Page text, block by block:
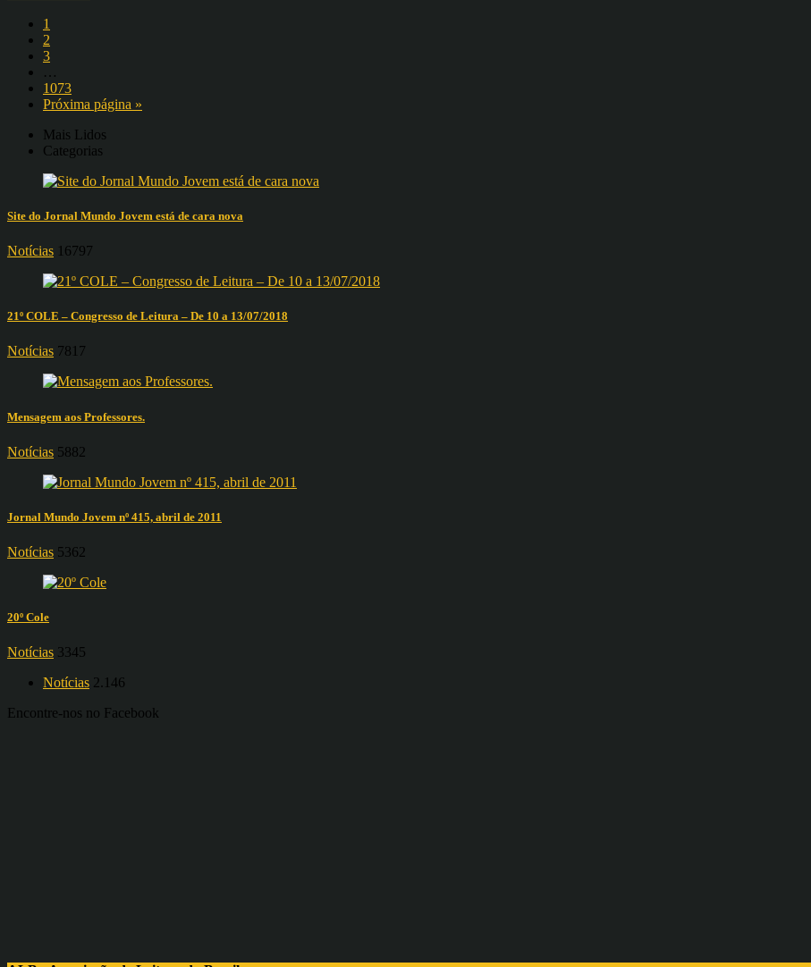
1
2
3
…
1073
Próxima página »
Mais Lidos
Categorias
Site do Jornal Mundo Jovem está de cara nova
Notícias 16797
21º COLE – Congresso de Leitura – De 10 a 13/07/2018
Notícias 7817
Mensagem aos Professores.
Notícias 5882
Jornal Mundo Jovem nº 415, abril de 2011
Notícias 5362
20º Cole
Notícias 3345
Notícias 2.146
Encontre-nos no Facebook